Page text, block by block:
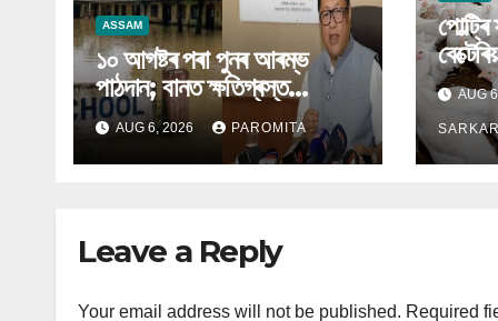
ASSAM
১০ আগষ্টৰ পৰা পুনৰ আৰম্ভ
পাঠদান; বানত ক্ষতিগ্ৰস্ত
বিদ্যালয়ৰ বাবে বিকল্প ব্যৱস্থা
অসম চৰকাৰৰ
AUG 6, 2026 PAROMITA
পোল্ট্ৰি
AUG
Leave a Reply
Your email address will not be published. Required